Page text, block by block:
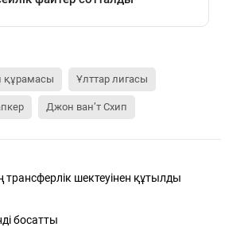
құрамасы Ұлттар лигасы
Джон ван’т Схип
шектеуінен құтылды
босатты